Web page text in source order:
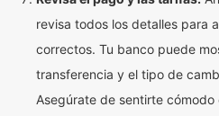
revisa todos los detalles para
correctos. Tu banco puede
transferencia y el tipo de
Asegúrate de sentirte